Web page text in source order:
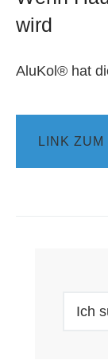
wird
AluKol® hat
LINK
Search